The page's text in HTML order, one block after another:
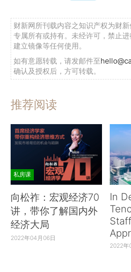
财新网所刊载内容之知识产权为财
专属所有或持有。未经许可，禁止
建立镜像等任何使用。
如有意愿转载，请发邮件至
确认及授权后，方可转载。
推荐阅读
私房课
向松祚：宏观经济70
讲，带你了解国内外
经济大局
2022年04月06日
In
2022年